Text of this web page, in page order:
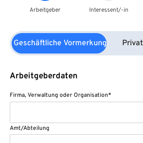
Arbeitgeber Interessent/-in
Geschäftliche Vormerkung
Arbeitgeberdaten
Firma, Verwaltung oder Organisation*
Amt/Abteilung